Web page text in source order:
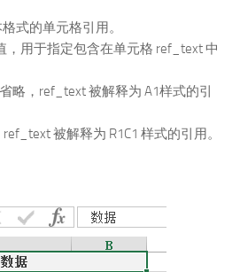
式的单元格引用。
，用于指定包含在单元格 ref_text 中
略，ref_text 被解释为 A1样式的引
ref_text 被解释为 R1C1 样式的引用。